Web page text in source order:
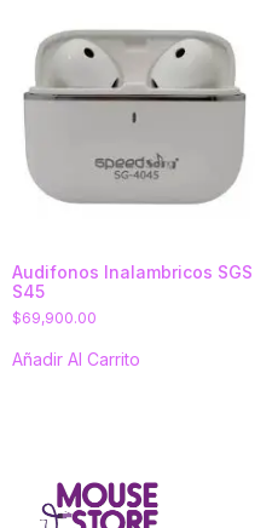
Audifonos Inalambricos SGS
S45
$69,900.00
Añadir Al Carrito